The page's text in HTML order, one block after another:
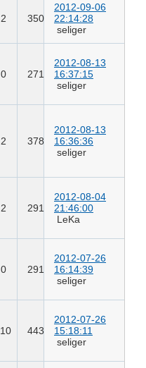
2 350
2012-09-06
22:14:28
seliger
0 271
2012-08-13
16:37:15
seliger
2 378
2012-08-13
16:36:36
seliger
2 291
2012-08-04
21:46:00
LeKa
0 291
2012-07-26
16:14:39
seliger
10 443
2012-07-26
15:18:11
seliger